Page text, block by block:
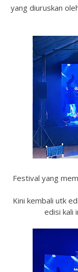
yang diuruskan
Festival yang
Kini kembali utk
edisi kali